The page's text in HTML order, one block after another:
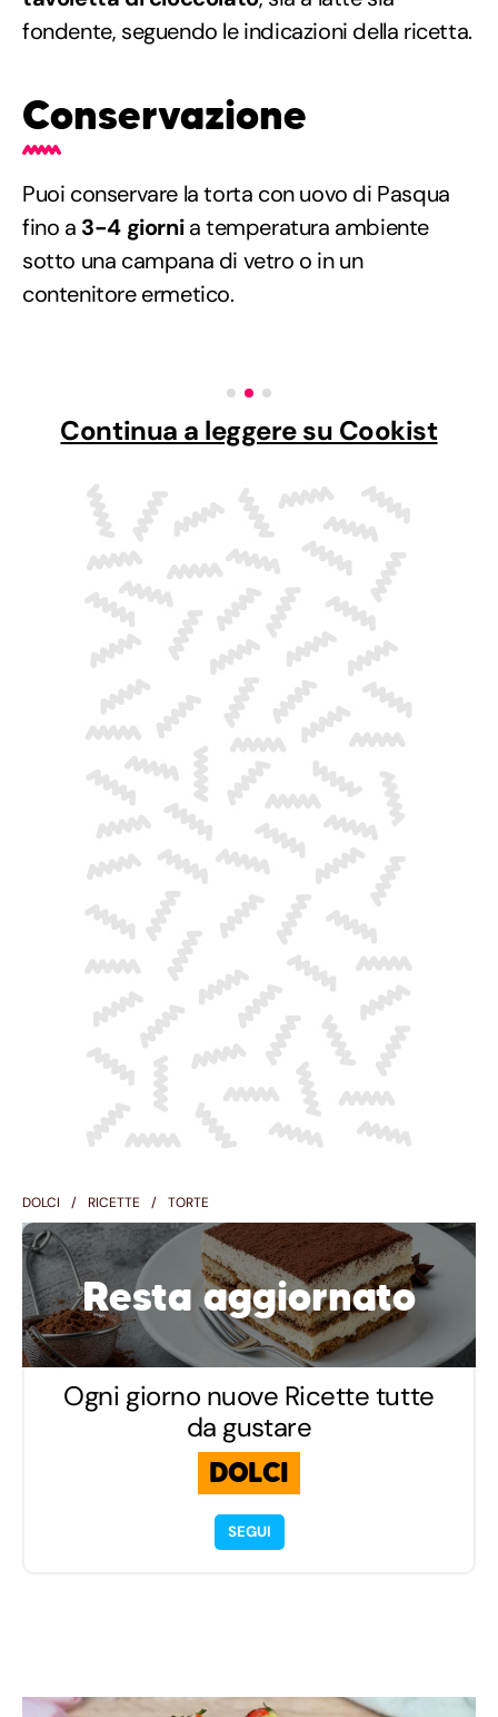
fondente, seguendo le indicazioni della ricetta.
Conservazione
Puoi conservare la torta con uovo di Pasqua
fino a 3-4 giornia temperatura ambiente
sotto una campana di vetro o in un
contenitore ermetico.
Continua a leggere su Cookist
DOLCI RICETTE TORTE
Resta aggiornato
Ogni giorno nuove Ricette tutte
da gustare
DOLCI
SEGUI